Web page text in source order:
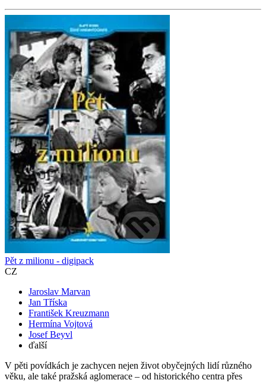
Pět z milionu - digipack
CZ
Jaroslav Marvan
Jan Tříska
František Kreuzmann
Hermína Vojtová
Josef Beyvl
ďalší
V pěti povídkách je zachycen nejen život obyčejných lidí různého
věku, ale také pražská aglomerace – od historického centra přes